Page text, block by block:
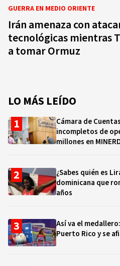
GUERRA EN MEDIO ORIENTE
Irán amenaza con
tecnológicas mientras
a tomar Ormuz
LO MÁS LEÍDO
Cámara de
incompletos de
millones en
¿Sabes quién es
dominicana que
años
Así va el
Puerto Rico y se